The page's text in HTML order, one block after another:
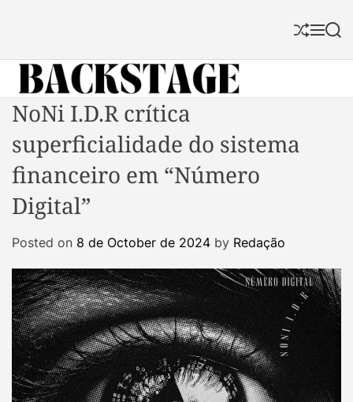
S
f
M S
c
B
a
c
k
s
t
g
M
a
g
NoNi I.D.R crítica
superficialidade do sistema
financeiro em “Número
Digital”
Posted on 8 de October de 2024 by Redação